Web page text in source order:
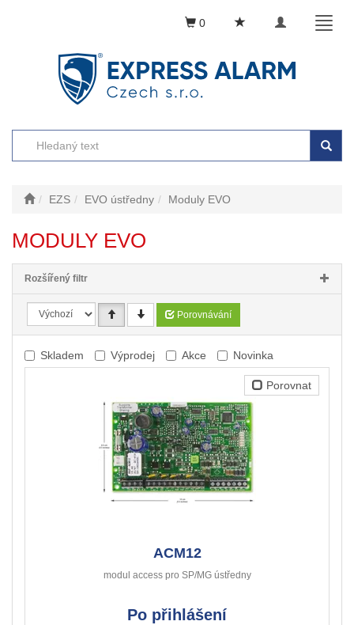
Toggle
0
EZS EVO ústředny Moduly EVO
MODULY EVO
Rozšířený filtr
Porovnávání
Skladem Výprodej Akce Novinka
Porovnat
ACM12
modul access pro SP/MG ústředny
Po přihlášení